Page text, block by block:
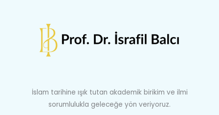
İslam tarihine ışık tutan akademik birikim ve ilmi
sorumlulukla geleceğe yön veriyoruz.